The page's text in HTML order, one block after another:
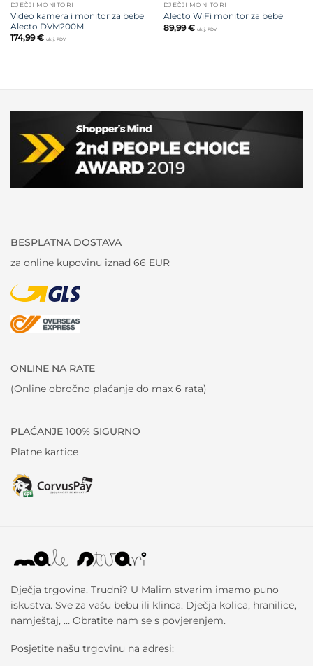
DJEČJI MONITORI
Video kamera i monitor za bebe
Alecto DVM200M
174,99€ uklj. PDV
DJEČJI MONITORI
Alecto WiFi monitor za bebe
89,99€ uklj. PDV
BESPLATNA DOSTAVA
za online kupovinu iznad 66 EUR
ONLINE NA RATE
(Online obročno plaćanje do max 6 rata)
PLAĆANJE 100% SIGURNO
Platne kartice
Dječja trgovina. Trudni? U Malim stvarim imamo puno
iskustva. Sve za vašu bebu ili klinca. Dječja kolica, hranilice,
namještaj, … Obratite nam se s povjerenjem.
Posjetite našu trgovinu na adresi: